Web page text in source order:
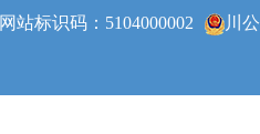
网站标识码：5104000002
川